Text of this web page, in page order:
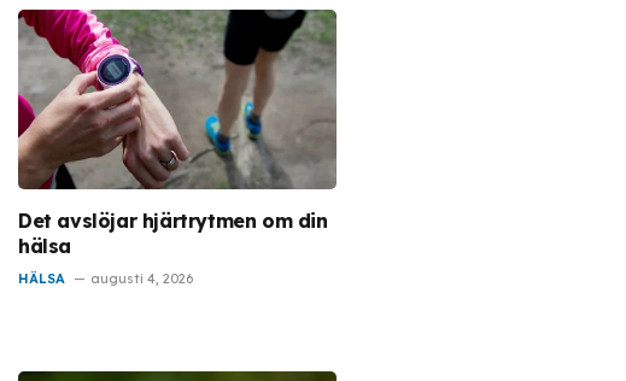
Det avslöjar hjärtrytmen om din
hälsa
HÄLSA augusti 4, 2026